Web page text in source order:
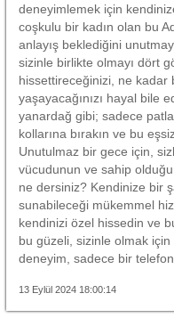
deneyimlemek için
coşkulu bir kadın olan bu
anlayış beklediğini
sizinle birlikte olmayı dört
hissettireceğinizi, ne kadar
yaşayacağınızı hayal bile
yanardağ gibi; sadece
kollarına bırakın ve bu
Unutulmaz bir gece için,
vücudunun ve sahip olduğu
ne dersiniz? Kendinize bir
sunabileceği mükemmel
kendinizi özel hissedin ve
bu güzeli, sizinle olmak için
deneyim, sadece bir telefon
13 Eylül 2024 18:00:14